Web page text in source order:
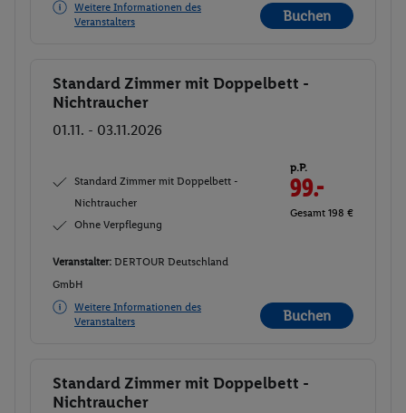
Weitere Informationen des
Veranstalters
Buchen
Buchen
Standard Zimmer mit Doppelbett -
Nichtraucher
01.11. - 03.11.2026
Standard Zimmer mit Doppelbett -
Nichtraucher
Ohne Verpflegung
p.P.
99.-
Gesamt 198 €
Veranstalter: DERTOUR Deutschland
GmbH
Weitere Informationen des
Veranstalters
Buchen
Buchen
Standard Zimmer mit Doppelbett -
Nichtraucher